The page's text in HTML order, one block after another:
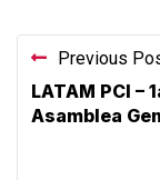
Previous
LATAM PCI –
Asamblea